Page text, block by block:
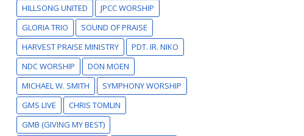
HILLSONG UNITED
JPCC WORSHIP
GLORIA TRIO
SOUND OF PRAISE
HARVEST PRAISE MINISTRY
PDT. IR. NIKO
NDC WORSHIP
DON MOEN
MICHAEL W. SMITH
SYMPHONY WORSHIP
GMS LIVE
CHRIS TOMLIN
GMB (GIVING MY BEST)